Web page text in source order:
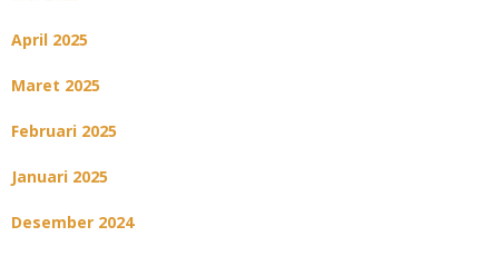
April 2025
Maret 2025
Februari 2025
Januari 2025
Desember 2024